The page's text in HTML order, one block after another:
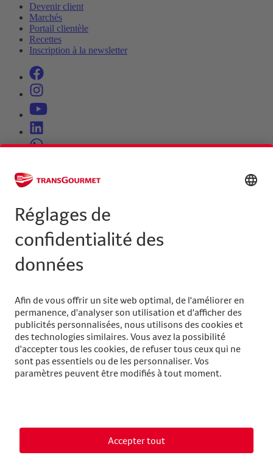
Devenir client
Marchés
Portail clientèle
Recettes
Inscription à la newsletter
Protection des données
Paramétrage des cookies
Aide & contact
Services
CG